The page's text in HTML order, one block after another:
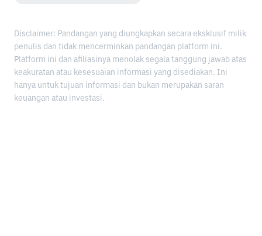
Disclaimer: Pandangan yang diungkapkan secara eksklusif milik
penulis dan tidak mencerminkan pandangan platform ini.
Platform ini dan afiliasinya menolak segala tanggung jawab atas
keakuratan atau kesesuaian informasi yang disediakan. Ini
hanya untuk tujuan informasi dan bukan merupakan saran
keuangan atau investasi.